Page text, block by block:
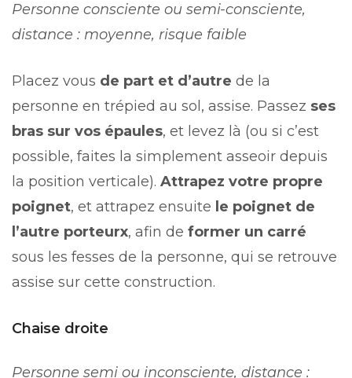
Personne consciente ou semi-consciente,
distance : moyenne, risque faible
Placez vous de part et d’autre de la
personne en trépied au sol, assise. Passez ses
bras sur vos épaules, et levez là (ou si c’est
possible, faites la simplement asseoir depuis
la position verticale). Attrapez votre propre
poignet, et attrapez ensuite le poignet de
l’autre porteurx, afin de former un carré
sous les fesses de la personne, qui se retrouve
assise sur cette construction.
Chaise droite
Personne semi ou inconsciente, distance :